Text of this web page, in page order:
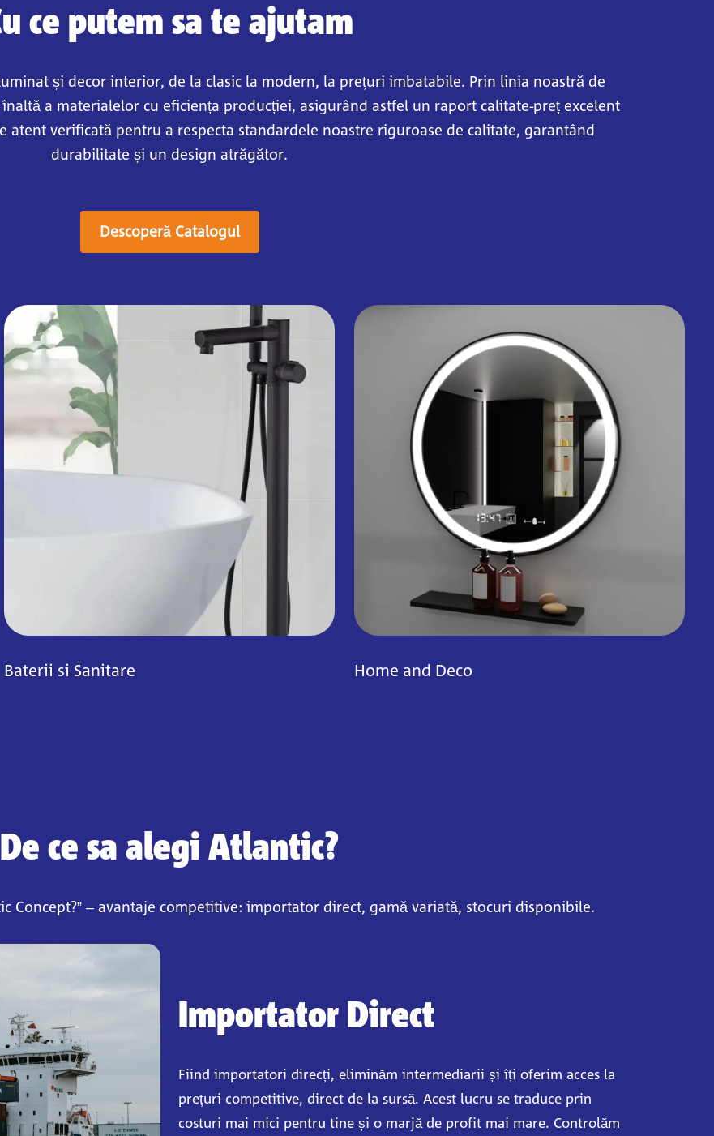
ce putem sa te ajutam
și decor interior, de la clasic la modern, la prețuri imbatabile. Prin linia noastră de
a materialelor cu eficiența producției, asigurând astfel un raport calitate-preț excelent
atent verificată pentru a respecta standardele noastre riguroase de calitate, garantând
durabilitate și un design atrăgător.
Descoperă Catalogul
Baterii si Sanitare Home and Deco
De ce sa alegi Atlantic?
Concept?” – avantaje competitive: importator direct, gamă variată, stocuri disponibile.
Importator Direct
Fiind importatori direcți, eliminăm intermediarii și îți oferim acces la
prețuri competitive, direct de la sursă. Acest lucru se traduce prin
costuri mai mici pentru tine și o marjă de profit mai mare. Controlăm